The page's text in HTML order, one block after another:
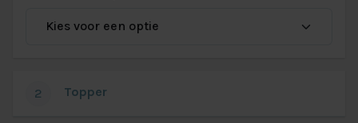
2 Topper